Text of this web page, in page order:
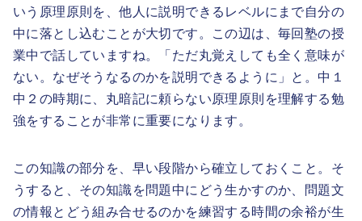
いう原理原則を、他人に説明できるレベルにまで自分の
中に落とし込むことが大切です。この辺は、毎回塾の授
業中で話していますね。「ただ丸覚えしても全く意味が
ない。なぜそうなるのかを説明できるように」と。中１
中２の時期に、丸暗記に頼らない原理原則を理解する勉
強をすることが非常に重要になります。
この知識の部分を、早い段階から確立しておくこと。そ
うすると、その知識を問題中にどう生かすのか、問題文
の情報とどう組み合せるのかを練習する時間の余裕が生